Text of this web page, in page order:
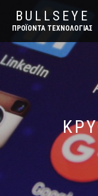
BULLSEYE
ΠΡΟΪΌΝΤΑ ΤΕΧΝΟΛΟΓΊΑΣ